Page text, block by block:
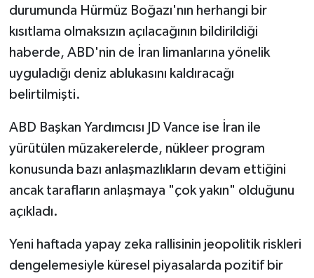
durumunda Hürmüz Boğazı'nın herhangi bir
kısıtlama olmaksızın açılacağının bildirildiği
haberde, ABD'nin de İran limanlarına yönelik
uyguladığı deniz ablukasını kaldıracağı
belirtilmişti.
ABD Başkan Yardımcısı JD Vance ise İran ile
yürütülen müzakerelerde, nükleer program
konusunda bazı anlaşmazlıkların devam ettiğini
ancak tarafların anlaşmaya "çok yakın" olduğunu
açıkladı.
Yeni haftada yapay zeka rallisinin jeopolitik riskleri
dengelemesiyle küresel piyasalarda pozitif bir